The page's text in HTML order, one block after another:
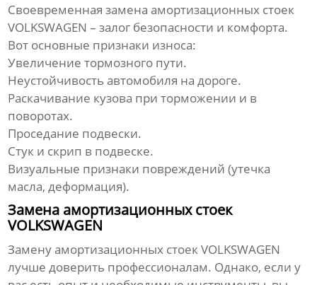
Своевременная заменаамортизационных стоек
VOLKSWAGEN – залог безопасности и комфорта.
Вот основные признаки износа:
Увеличение тормозного пути.
Неустойчивость автомобиля на дороге.
Раскачивание кузова при торможении и в
поворотах.
Проседание подвески.
Стук и скрип в подвеске.
Визуальные признаки повреждений (утечка
масла, деформация).
Замена амортизационных стоек
VOLKSWAGEN
Заменуамортизационных стоек VOLKSWAGEN
лучше доверить профессионалам. Однако, если у